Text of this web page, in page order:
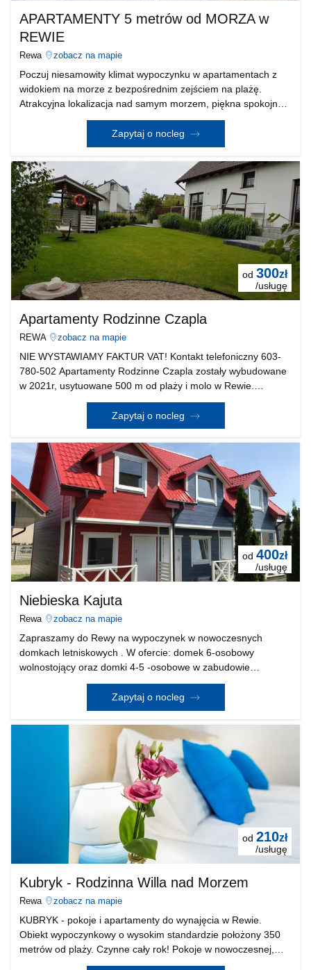
APARTAMENTY 5 metrów od MORZA w
REWIE
Rewa zobacz na mapie
Poczuj niesamowity klimat wypoczynku w apartamentach z
widokiem na morze z bezpośrednim zejściem na plażę.
Atrakcyjna lokalizacja nad samym morzem, piękna spokojna
miejscowość, komfortowo wyposażone apartamenty i wiele,
wiele innych atrakcji. W komfortowo wyposażonych
Zapytaj o nocleg
od 300zł
/usługę
Apartamenty Rodzinne Czapla
REWA zobacz na mapie
NIE WYSTAWIAMY FAKTUR VAT! Kontakt telefoniczny 603-
780-502 Apartamenty Rodzinne Czapla zostały wybudowane
w 2021r, usytuowane 500 m od plaży i molo w Rewie.
Urządzone w nowoczesnym stylu (patrz zdjęcia) także
Państwo będziecie czuć się bezpiecznie i komfortowo. Miejsc
Zapytaj o nocleg
od 400zł
/usługę
Niebieska Kajuta
Rewa zobacz na mapie
Zapraszamy do Rewy na wypoczynek w nowoczesnych
domkach letniskowych . W ofercie: domek 6-osobowy
wolnostojący oraz domki 4-5 -osobowe w zabudowie
szeregowej. W każdym domku znajdują się: łazienka z
prysznicem, w pełni wyposażona kuchnia z lodówką i płytą
Zapytaj o nocleg
od 210zł
/usługę
Kubryk - Rodzinna Willa nad Morzem
Rewa zobacz na mapie
KUBRYK - pokoje i apartamenty do wynajęcia w Rewie.
Obiekt wypoczynkowy o wysokim standardzie położony 350
metrów od plaży. Czynne cały rok! Pokoje w nowoczesnej,
morskiej stylistyce. Duże okna zapewniają mnóstwo